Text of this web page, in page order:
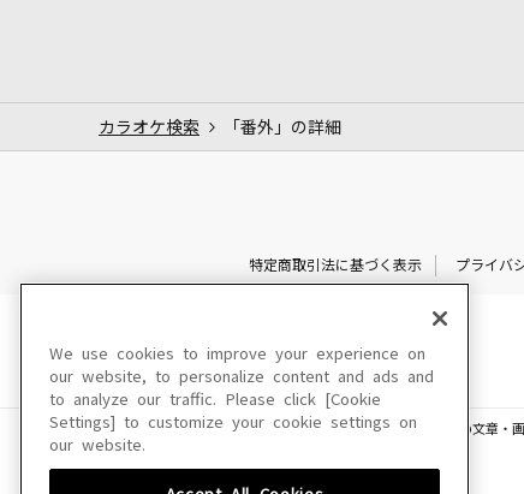
カラオケ検索 「番外」の詳細
特定商取引法に基づく表示
プライバ
このサイトに掲載されている一切の文章・
We use cookies to improve your experience on
our website, to personalize content and ads and
to analyze our traffic. Please click [Cookie
Settings] to customize your cookie settings on
our website.